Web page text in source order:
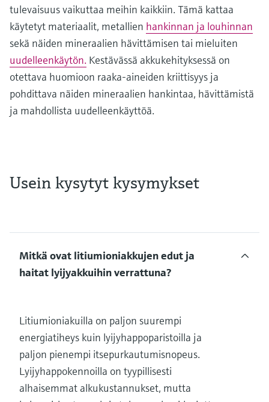
tulevaisuus vaikuttaa meihin kaikkiin. Tämä kattaa
käytetyt materiaalit, metallien hankinnan ja louhinnan
sekä näiden mineraalien hävittämisen tai mieluiten
uudelleenkäytön. Kestävässä akkukehityksessä on
otettava huomioon raaka-aineiden kriittisyys ja
pohdittava näiden mineraalien hankintaa, hävittämistä
ja mahdollista uudelleenkäyttöä.
Usein kysytyt kysymykset
Mitkä ovat litiumioniakkujen edut ja
haitat lyijyakkuihin verrattuna?
Litiumioniakuilla on paljon suurempi
energiatiheys kuin lyijyhappoparistoilla ja
paljon pienempi itsepurkautumisnopeus.
Lyijyhappokennoilla on tyypillisesti
alhaisemmat alkukustannukset, mutta